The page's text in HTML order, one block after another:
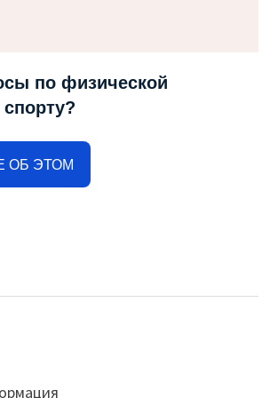
по физической
спорту?
ОБ ЭТОМ